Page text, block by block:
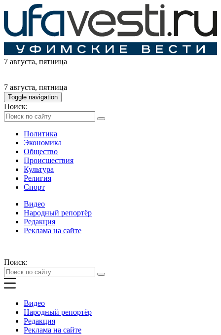
7 августа, пятница
7 августа, пятница
Toggle navigation
Поиск:
Политика
Экономика
Общество
Происшествия
Культура
Религия
Спорт
Видео
Народный репортёр
Редакция
Реклама на сайте
Поиск:
Видео
Народный репортёр
Редакция
Реклама на сайте